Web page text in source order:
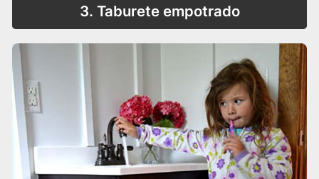
3. Taburete empotrado